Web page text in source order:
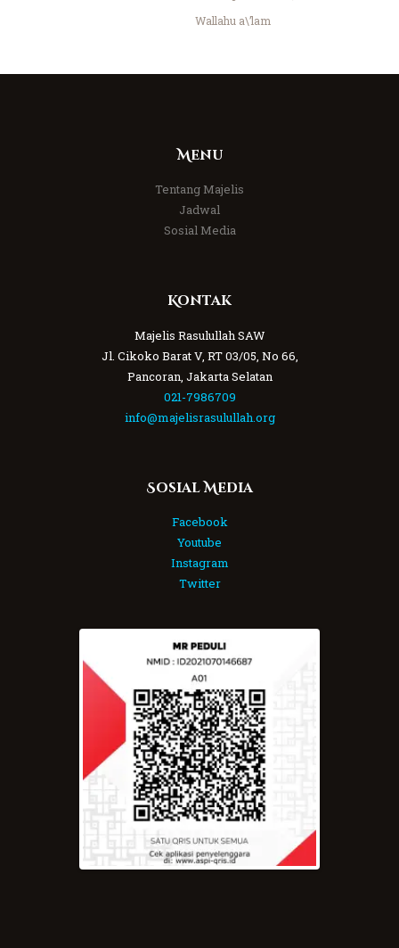
Wallahu a\’lam
Menu
Tentang Majelis
Jadwal
Sosial Media
Kontak
Majelis Rasulullah SAW
Jl. Cikoko Barat V, RT 03/05, No 66,
Pancoran, Jakarta Selatan
021-7986709
info@majelisrasulullah.org
Sosial Media
Facebook
Youtube
Instagram
Twitter